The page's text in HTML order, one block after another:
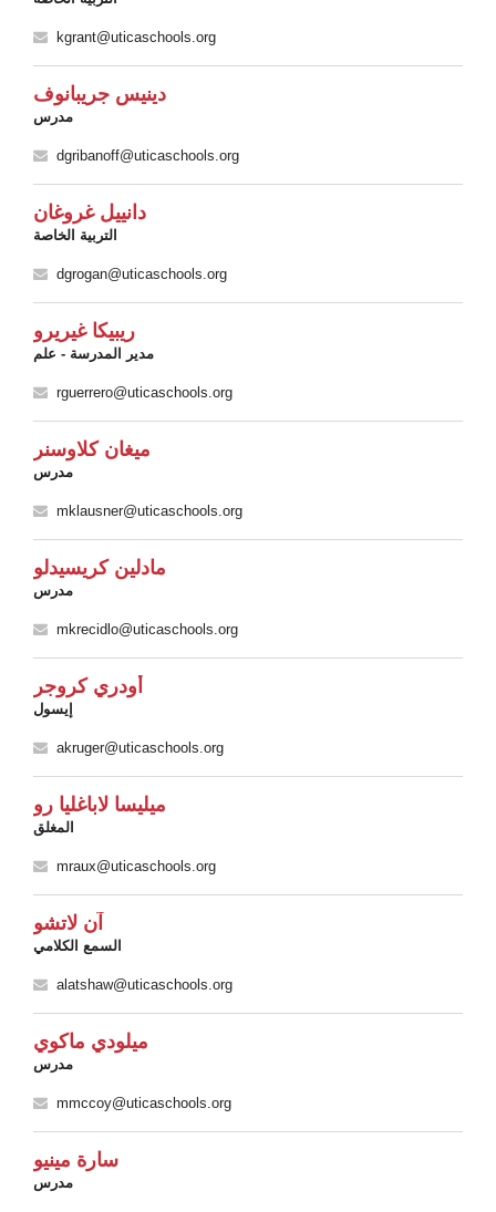
kgrant@uticaschools.org
دينيس جريبانوف
مدرس
dgribanoff@uticaschools.org
دانييل غروغان
التربية الخاصة
dgrogan@uticaschools.org
ريبيكا غيريرو
مدير المدرسة - علم
rguerrero@uticaschools.org
ميغان كلاوسنر
مدرس
mklausner@uticaschools.org
مادلين كريسيدلو
مدرس
mkrecidlo@uticaschools.org
أودري كروجر
إيسول
akruger@uticaschools.org
ميليسا لاباغليا رو
المغلق
mraux@uticaschools.org
آن لاتشو
السمع الكلامي
alatshaw@uticaschools.org
ميلودي ماكوي
مدرس
mmccoy@uticaschools.org
سارة مينيو
مدرس